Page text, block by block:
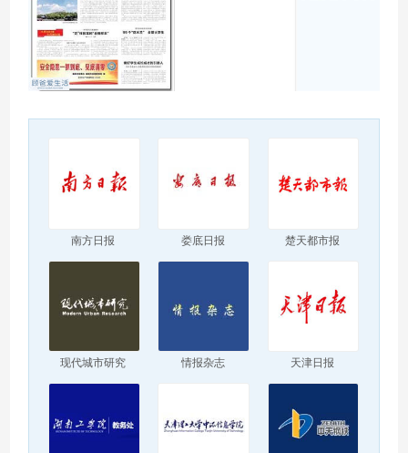
南方日报 娄底日报 楚天都市报
现代城市研究 情报杂志 天津日报